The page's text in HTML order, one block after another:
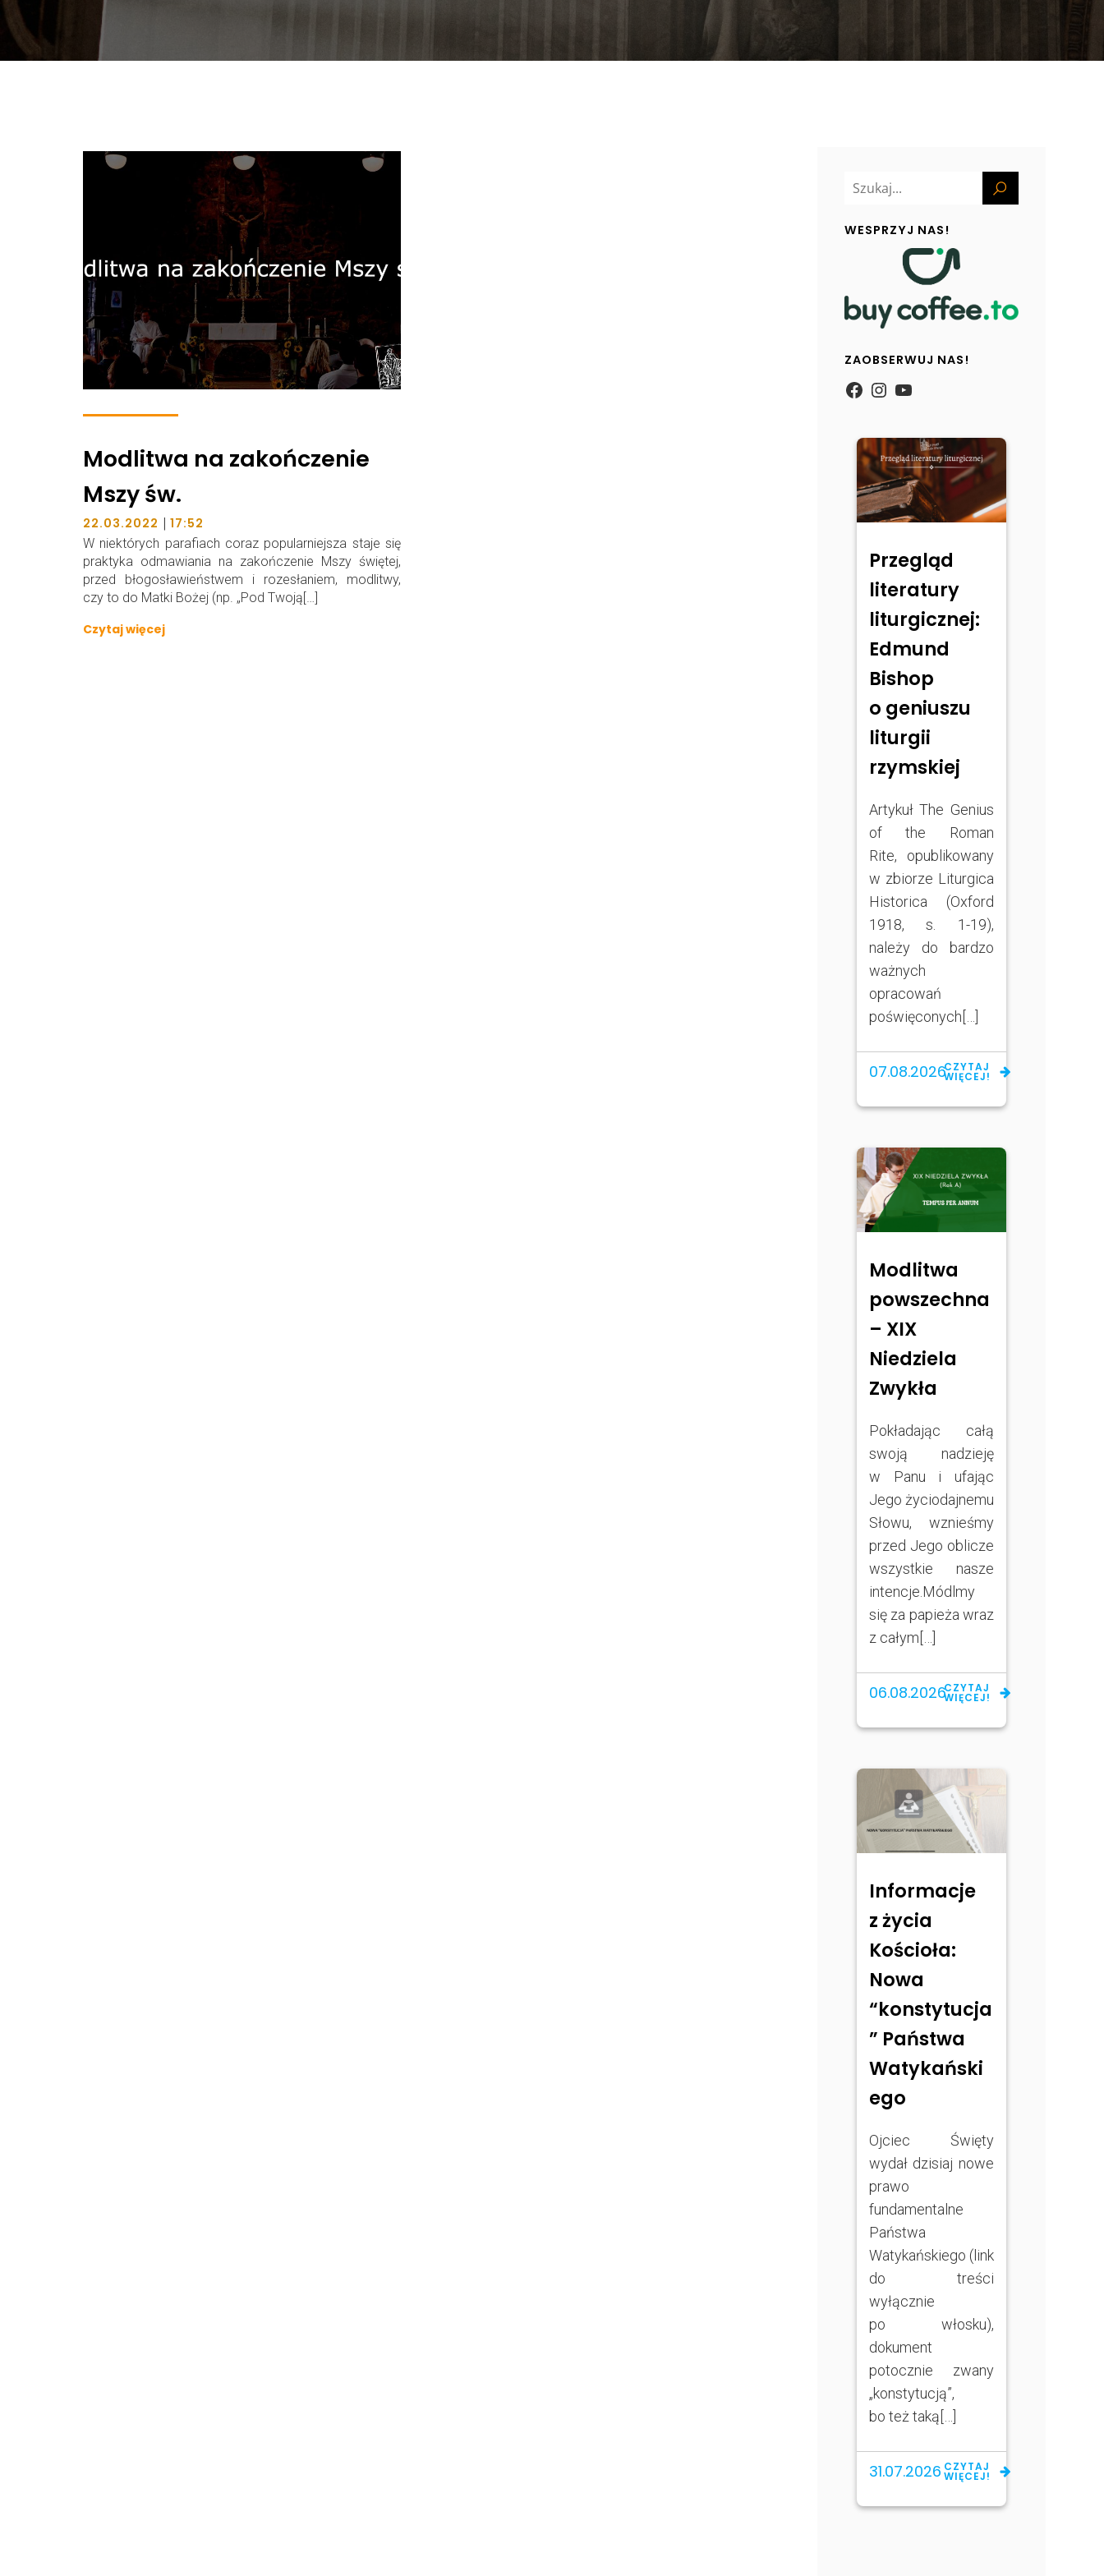
Modlitwa na zakończenie
Mszy św.
22.03.2022 | 17:52
W niektórych parafiach coraz popularniejsza staje się
praktyka odmawiania na zakończenie Mszy świętej,
przed błogosławieństwem i rozesłaniem, modlitwy,
czy to do Matki Bożej (np. „Pod Twoją[…]
Czytaj więcej
WESPRZYJ NAS!
ZAOBSERWUJ NAS!
https://
Instagram
YouTube
Przegląd
literatury
liturgicznej:
Edmund
Bishop
o geniuszu
liturgii
rzymskiej
Artykuł The Genius
of the Roman
Rite, opublikowany
w zbiorze Liturgica
Historica (Oxford
1918, s. 1-19),
należy do bardzo
ważnych
opracowań
poświęconych[…]
07.08.2026CZYTAJ
WIĘCEJ!
Modlitwa
powszechna
– XIX
Niedziela
Zwykła
Pokładając całą
swoją nadzieję
w Panu i ufając
Jego życiodajnemu
Słowu, wznieśmy
przed Jego oblicze
wszystkie nasze
intencje.Módlmy
się za papieża wraz
z całym[…]
06.08.2026CZYTAJ
WIĘCEJ!
Informacje
z życia
Kościoła:
Nowa
“konstytucja
” Państwa
Watykański
ego
Ojciec Święty
wydał dzisiaj nowe
prawo
fundamentalne
Państwa
Watykańskiego (link
do treści
wyłącznie
po włosku),
dokument
potocznie zwany
„konstytucją”,
bo też taką[…]
31.07.2026 CZYTAJ
WIĘCEJ!